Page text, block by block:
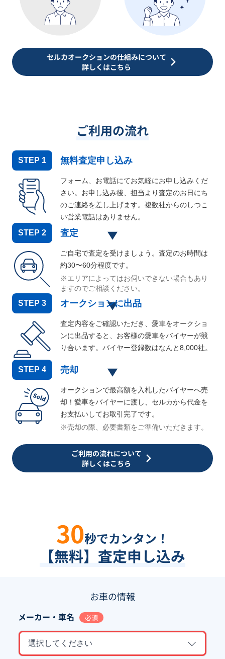
セルカオークションの仕組みについて
詳しくはこちら
ご利用の流れ
STEP 1 無料査定申し込み
フォーム、お電話にてお気軽にお申し込みくだ
さい。お申し込み後、担当より査定のお日にち
のご連絡を差し上げます。複数社からのしつこ
い営業電話はありません。
STEP 2 査定
ご自宅で査定を受けましょう。査定のお時間は
約30〜60分程度です。
※エリアによってはお伺いできない場合もあり
ますのでご相談ください。
STEP 3 オークションに出品
査定内容をご確認いただき、愛車をオークショ
ンに出品すると、お客様の愛車をバイヤーが競
り合います。バイヤー登録数はなんと8,000社。
STEP 4 売却
オークションで最高額を入札したバイヤーへ売
却！愛車をバイヤーに渡し、セルカから代金を
お支払いしてお取引完了です。
※売却の際、必要書類をご準備いただきます。
ご利用の流れについて
詳しくはこちら
30秒でカンタン！
【無料】査定申し込み
お車の情報
メーカー・車名 必須
選択してください